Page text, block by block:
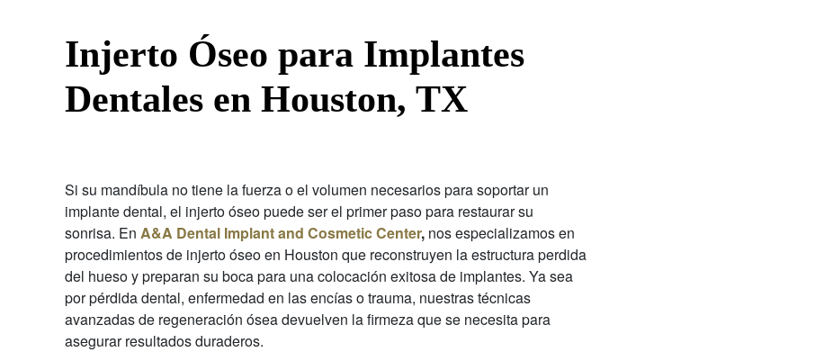
Injerto Óseo para Implantes
Dentales en Houston, TX
Si su mandíbula no tiene la fuerza o el volumen necesarios para soportar un
implante dental, el injerto óseo puede ser el primer paso para restaurar su
sonrisa. En A&A Dental Implant and Cosmetic Center, nos especializamos en
procedimientos de injerto óseo en Houston que reconstruyen la estructura perdida
del hueso y preparan su boca para una colocación exitosa de implantes. Ya sea
por pérdida dental, enfermedad en las encías o trauma, nuestras técnicas
avanzadas de regeneración ósea devuelven la firmeza que se necesita para
asegurar resultados duraderos.